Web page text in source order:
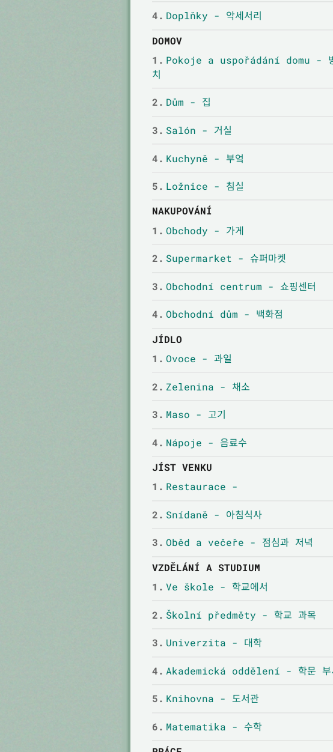
4. Doplňky - 악세서리
DOMOV
1. Pokoje a uspořádání domu -
치
2. Dům - 집
3. Salón - 거실
4. Kuchyně - 부엌
5. Ložnice - 침실
NAKUPOVÁNÍ
1. Obchody - 가게
2. Supermarket - 슈퍼마켓
3. Obchodní centrum - 쇼핑센터
4. Obchodní dům - 백화점
JÍDLO
1. Ovoce - 과일
2. Zelenina - 채소
3. Maso - 고기
4. Nápoje - 음료수
JÍST VENKU
1. Restaurace -
2. Snídaně - 아침식사
3. Oběd a večeře - 점심과 저녁
VZDĚLÁNÍ A STUDIUM
1. Ve škole - 학교에서
2. Školní předměty - 학교 과목
3. Univerzita - 대학
4. Akademická oddělení - 학문 부
5. Knihovna - 도서관
6. Matematika - 수학